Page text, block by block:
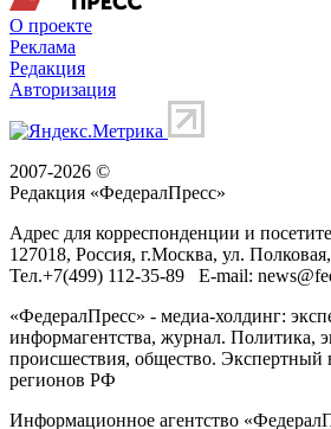
О проекте
Реклама
Редакция
Авторизация
2007-2026 ©
Редакция «ФедералПресс»
Адрес для корреспонденции и
127018, Россия, г.Москва, ул.
Тел.+7(499) 112-35-89 E-mail:
«ФедералПресс» - медиа-холдинг:
информагентства, журнал. Политика,
происшествия, общество. Экспертный
регионов РФ
Информационное агентство